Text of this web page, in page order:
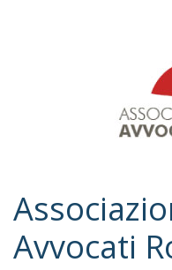
Avvocati